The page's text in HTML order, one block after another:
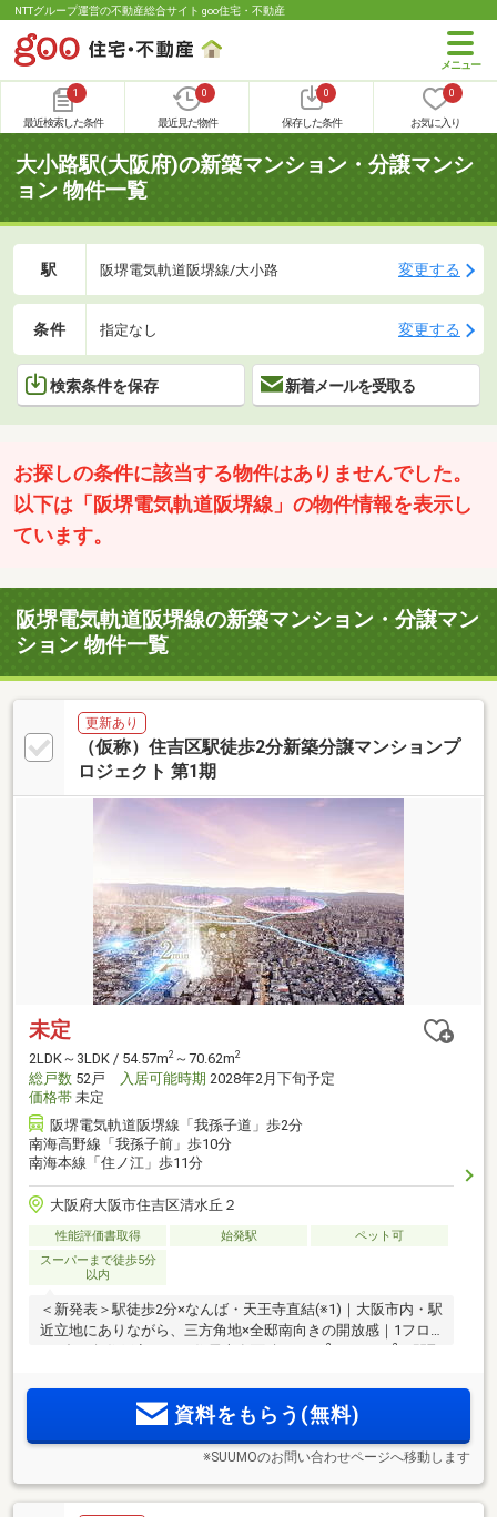
NTTグループ運営の不動産総合サイト goo住宅・不動産
1
最近検索した条件
0
最近見た物件
0
保存した条件
0
お気に入り
大小路駅(大阪府)の新築マンション・分譲マンシ
ョン 物件一覧
駅 阪堺電気軌道阪堺線/大小路 変更する
条件 指定なし 変更する
検索条件を保存 新着メールを受取る
お探しの条件に該当する物件はありませんでした。
以下は「阪堺電気軌道阪堺線」の物件情報を表示し
ています。
阪堺電気軌道阪堺線の新築マンション・分譲マン
ション 物件一覧
更新あり
（仮称）住吉区駅徒歩2分新築分譲マンションプ
ロジェクト 第1期
未定
2LDK～3LDK / 54.57m2 ～70.62m2
総戸数 52戸 入居可能時期 2028年2月下旬予定
価格帯 未定
阪堺電気軌道阪堺線「我孫子道」歩2分
南海高野線「我孫子前」歩10分
南海本線「住ノ江」歩11分
大阪府大阪市住吉区清水丘２
性能評価書取得 始発駅
ペット可
スーパーまで徒歩5分
以内
＜新発表＞駅徒歩2分×なんば・天王寺直結(※1)｜大阪市内・駅
近立地にありながら、三方角地×全邸南向きの開放感｜1フロ
2 2
資料をもらう(無料)
※SUUMOのお問い合わせページへ移動します